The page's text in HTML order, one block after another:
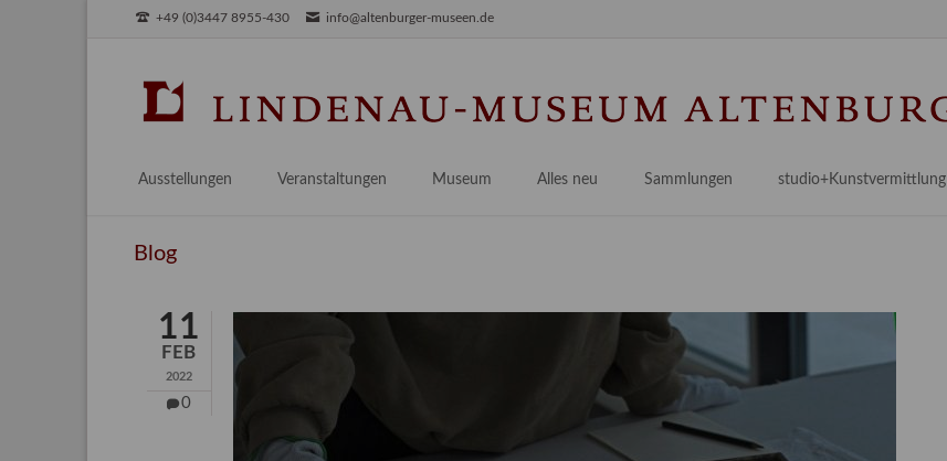
+49 (0)3447 8955-430 info@altenburger-museen.de
Ausstellungen
Aktuell
Veranstaltungen Museum
Praktikum / Praxisprojekt
Alles neu
Provenienzforschung
Kulturelle Vermittlung
Länderübergreifende kulturtouristische Ziele
Sammlungen
Malerei 17.–19. Jh.
Deutsche Malerei 20./21. Jh.
Grafische Sammlung
Kunstbibliothek
studio+Kunstvermittlung
Angebote für Erwachsene
Angebote für Kitas
Blog
11
FEB
2022
0